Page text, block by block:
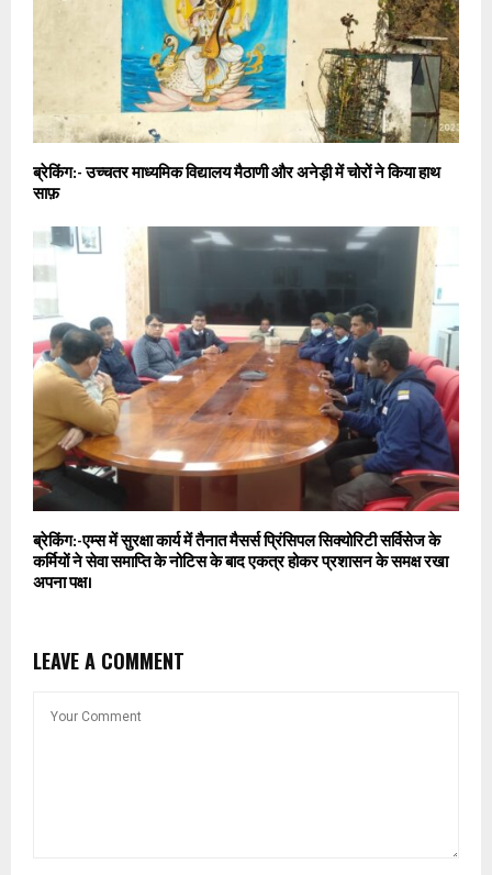
ब्रेकिंग:- उच्चतर माध्यमिक विद्यालय मैठाणी और अनेड़ी में चोरों ने किया हाथ
साफ़
ब्रेकिंग:-एम्स में सुरक्षा कार्य में तैनात मैसर्स प्रिंसिपल सिक्योरिटी सर्विसेज के
कर्मियों ने सेवा समाप्ति के नोटिस के बाद एकत्र होकर प्रशासन के समक्ष रखा
अपना पक्ष।
LEAVE A COMMENT